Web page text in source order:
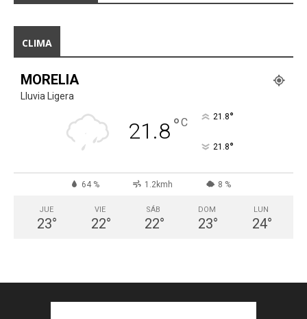
CLIMA
MORELIA
Lluvia Ligera
21.8°C 21.8°
21.8°
64 % 1.2kmh 8 %
JUE
23°
VIE
22°
SÁB
22°
DOM
23°
LUN
24°